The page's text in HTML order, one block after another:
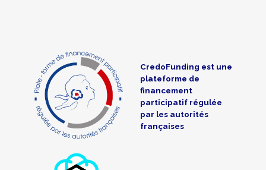
CredoFunding est une
plateforme de
financement
participatif régulée
par les autorités
françaises